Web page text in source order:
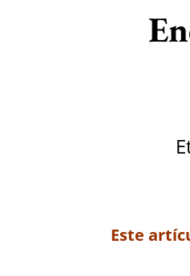
Este